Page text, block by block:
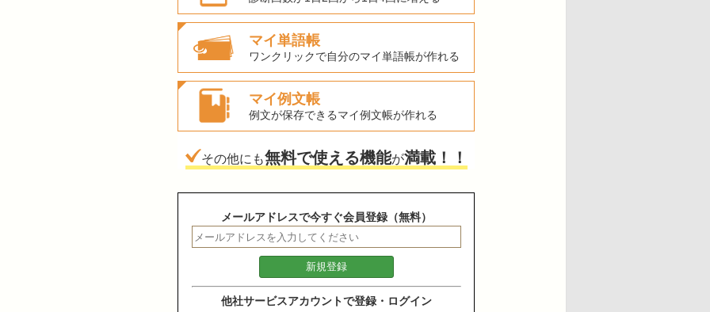
マイ単語帳
ワンクリックで自分のマイ単語帳が作れる
マイ例文帳
例文が保存できるマイ例文帳が作れる
その他にも無料で使える機能が満載！！
メールアドレスで今すぐ会員登録（無料）
他社サービスアカウントで登録・ログイン